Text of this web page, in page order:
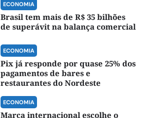
ECONOMIA
Brasil tem mais de R$ 35 bilhões
de superávit na balança comercial
ECONOMIA
Pix já responde por quase 25% dos
pagamentos de bares e
restaurantes do Nordeste
ECONOMIA
Marca internacional escolhe o